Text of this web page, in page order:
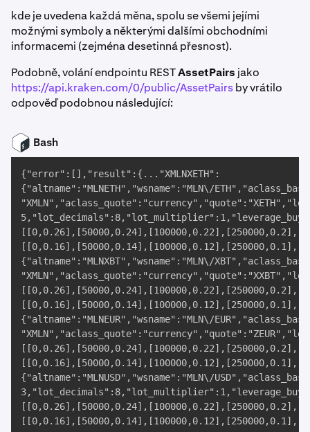
kde je uvedena každá měna, spolu se všemi jejími
možnými symboly a některými dalšími obchodními
informacemi (zejména desetinná přesnost).
Podobně, volání endpointu RESTAssetPairs jako
https://api.kraken.com/0/public/AssetPairsby vrátilo
odpověď podobnou následující:
Bash
{"error":[],"result":{..."XMLNXETH":
{"altname":"MLNETH","wsname":"MLN\/
{"altname":"MLNXBT","wsname":"MLN\/
{"altname":"MLNEUR","wsname":"MLN\/
{"altname":"MLNUSD","wsname":"MLN\/